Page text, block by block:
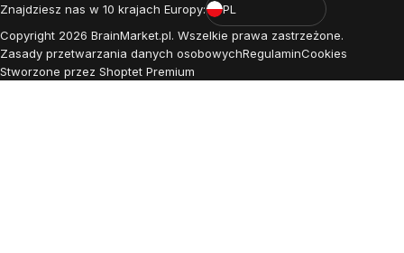
Znajdziesz nas w 10 krajach Europy:
PL
Copyright 2026 BrainMarket.pl. Wszelkie prawa zastrzeżone.
Zasady przetwarzania danych osobowychRegulaminCookies
Stworzone przez Shoptet Premium